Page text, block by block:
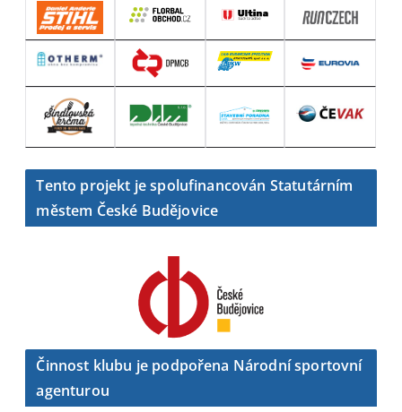
Tento projekt je spolufinancován Statutárním
městem České Budějovice
Činnost klubu je podpořena Národní sportovní
agenturou